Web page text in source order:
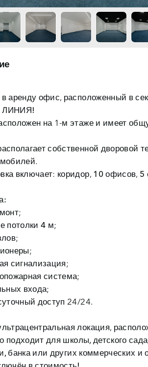
аренду офис, расположенный в
ЛИНИЯ!
на 1-м этаже и имеет
собственной дворовой
.
включает: коридор, 10 офисов, 5
потолки4 м;
сигнализация;
система;
входа;
доступ 24/24.
локация,
подходит для школы, детского
банкаили других коммерческих и